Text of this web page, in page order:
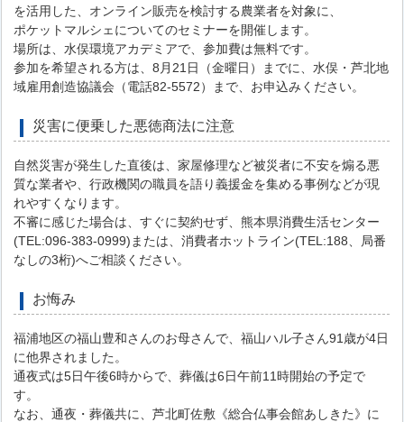
を活用した、オンライン販売を検討する農業者を対象に、
ポケットマルシェについてのセミナーを開催します。
場所は、水俣環境アカデミアで、参加費は無料です。
参加を希望される方は、8月21日（金曜日）までに、水俣・芦北地
域雇用創造協議会（電話82-5572）まで、お申込みください。
災害に便乗した悪徳商法に注意
自然災害が発生した直後は、家屋修理など被災者に不安を煽る悪
質な業者や、行政機関の職員を語り義援金を集める事例などが現
れやすくなります。
不審に感じた場合は、すぐに契約せず、熊本県消費生活センター
(TEL:096-383-0999)または、消費者ホットライン(TEL:188、局番
なしの3桁)へご相談ください。
お悔み
福浦地区の福山豊和さんのお母さんで、福山ハル子さん91歳が4日
に他界されました。
通夜式は5日午後6時からで、葬儀は6日午前11時開始の予定で
す。
なお、通夜・葬儀共に、芦北町佐敷《総合仏事会館あしきた》に